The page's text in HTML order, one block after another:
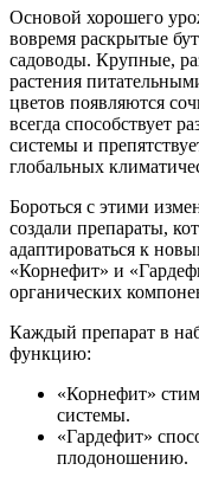
Основой хорошего
вовремя раскрытые
садоводы. Крупные,
растения
цветов появляются
всегда способствует
системы и
глобальных
Бороться с этими
создали препараты,
адаптироваться к
«Корнефит» и
органических
Каждый препарат в
функцию:
«Корнефит»
системы.
«Гардефит»
плодоношению.